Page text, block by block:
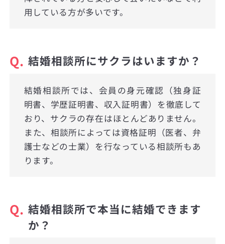
用している方が多いです。
Q. 結婚相談所にサクラはいますか？
結婚相談所では、会員の身元確認（独身証
明書、学歴証明書、収入証明書）を徹底して
おり、サクラの存在はほとんどありません。
また、相談所によっては資格証明（医者、弁
護士などの士業）を行なっている相談所もあ
ります。
Q. 結婚相談所で本当に結婚できます
か？